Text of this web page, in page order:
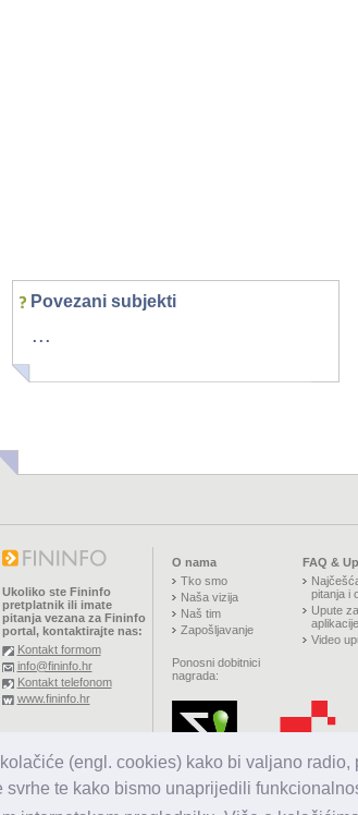
(engl. cookies) kako bi valjano
svrhe te kako bismo unaprijedili
Povezani subjekti
...
Ukoliko ste Fininfo
pretplatnik ili imate
pitanja vezana za Fininfo
portal, kontaktirajte nas:
Kontakt formom
info@fininfo.hr
Kontakt telefonom
www.fininfo.hr
Sva prava pridržana.
O nama
Tko smo
Naša vizija
Naš tim
Zapošljavanje
Ponosni dobitnici
nagrada:
FAQ &
pitanja i
Upute
aplikacije
Video